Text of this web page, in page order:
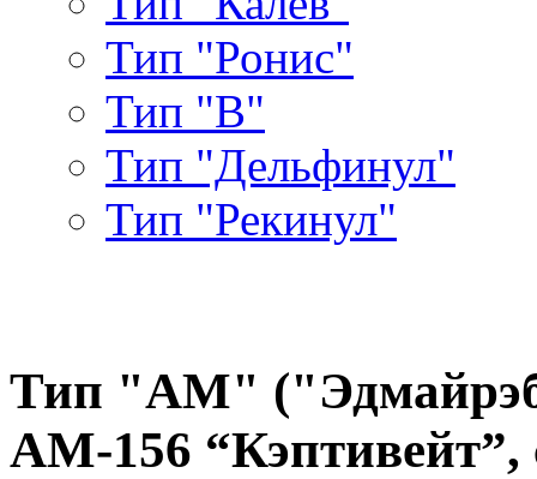
Тип "Ронис"
Тип "В"
Тип "Дельфинул"
Тип "Рекинул"
Тип "AM"
АМ-156 “Кэптивейт”,